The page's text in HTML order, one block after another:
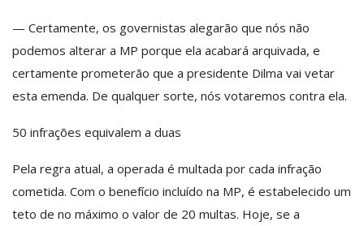
— Certamente, os governistas alegarão que nós não
podemos alterar a MP porque ela acabará arquivada, e
certamente prometerão que a presidente Dilma vai vetar
esta emenda. De qualquer sorte, nós votaremos contra ela.
50 infrações equivalem a duas
Pela regra atual, a operada é multada por cada infração
cometida. Com o benefício incluído na MP, é estabelecido um
teto de no máximo o valor de 20 multas. Hoje, se a